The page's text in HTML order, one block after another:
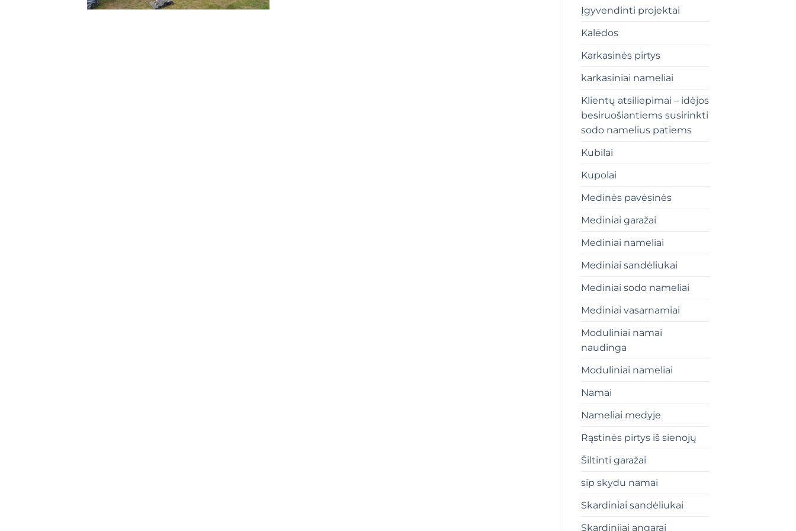
Įgyvendinti projektai
Kalėdos
Karkasinės pirtys
karkasiniai nameliai
Klientų atsiliepimai – idėjos
besiruošiantiems susirinkti
sodo namelius patiems
Kubilai
Kupolai
Medinės pavėsinės
Mediniai garažai
Mediniai nameliai
Mediniai sandėliukai
Mediniai sodo nameliai
Mediniai vasarnamiai
Moduliniai namai
naudinga
Moduliniai nameliai
Namai
Nameliai medyje
Rąstinės pirtys iš sienojų
Šiltinti garažai
sip skydu namai
Skardiniai sandėliukai
Skardiniiai angarai